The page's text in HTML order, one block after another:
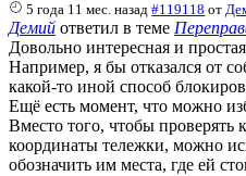
5 года 11 мес. назад #119118 от
Демий ответил в теме
Довольно интересная и
Например, я бы отказался от
какой-то иной способ
Ещё есть момент, что можно
Вместо того, чтобы проверять
координаты тележки, можно
обозначить им места, где ей